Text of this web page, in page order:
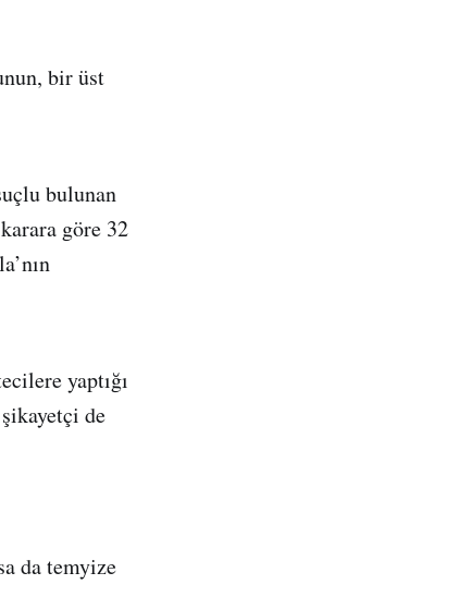
bir üst
bulunan
göre 32
yaptığı
de
da temyize